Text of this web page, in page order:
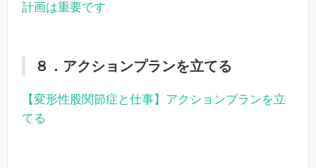
計画は重要です
８．アクションプランを立てる
【変形性股関節症と仕事】アクションプランを立
てる